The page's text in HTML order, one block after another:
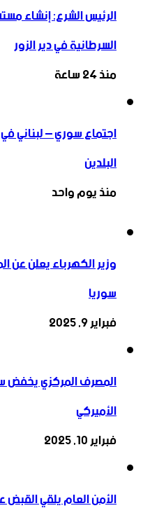
الرئيس الشرع: إنشاء
السرطانية في دير الزور
منذ 24 ساعة
اجتماع سوري – لبناني
البلدين
منذ يوم واحد
وزير الكهرباء يعلن عن
سوريا
فبراير 9, 2025
المصرف المركزي يخفض
الأميركي
فبراير 10, 2025
الأمن العام يلقي